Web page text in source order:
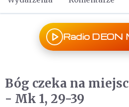
Radio DEON
Bóg czeka na
- Mk 1, 29-39